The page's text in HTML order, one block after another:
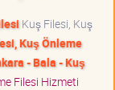
Kuş Filesi, Kuş
Kuş Önleme
- Bala - Kuş
Filesi Hizmeti